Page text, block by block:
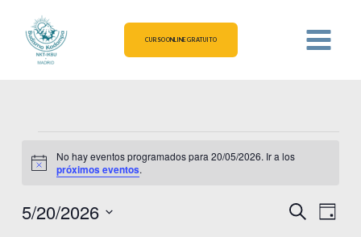
contenido
CURSO ONLINE GRATUITO
en
20/05/2026
Aviso
No hay eventos programados para 20/05/2026. Ir a los
próximos eventos.
Navegación
Buscar
Día
5/20/2026